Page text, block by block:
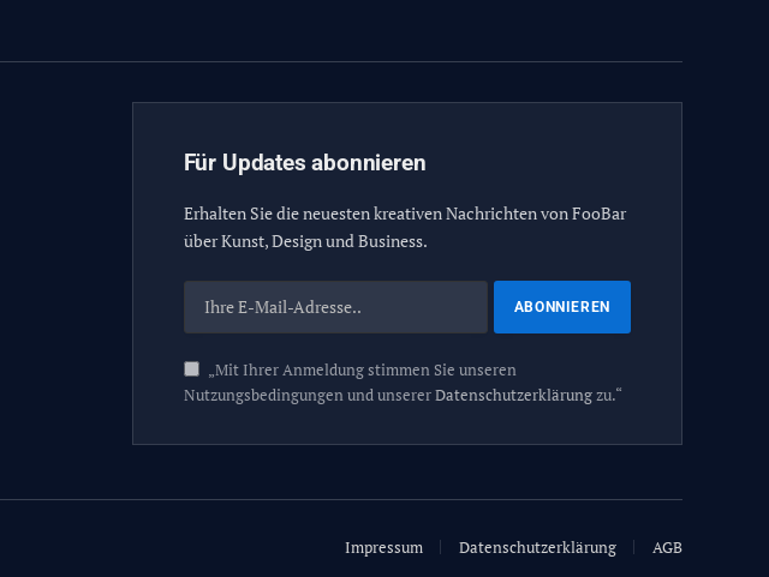
Für Updates abonnieren
Erhalten Sie die neuesten kreativen Nachrichten von FooBar
über Kunst, Design und Business.
„Mit Ihrer Anmeldung stimmen Sie unseren
Nutzungsbedingungen und unsererDatenschutzerklärungzu.“
Impressum Datenschutzerklärung AGB